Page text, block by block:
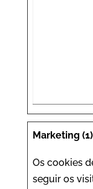
Marketing (1)
Os cookies
seguir os